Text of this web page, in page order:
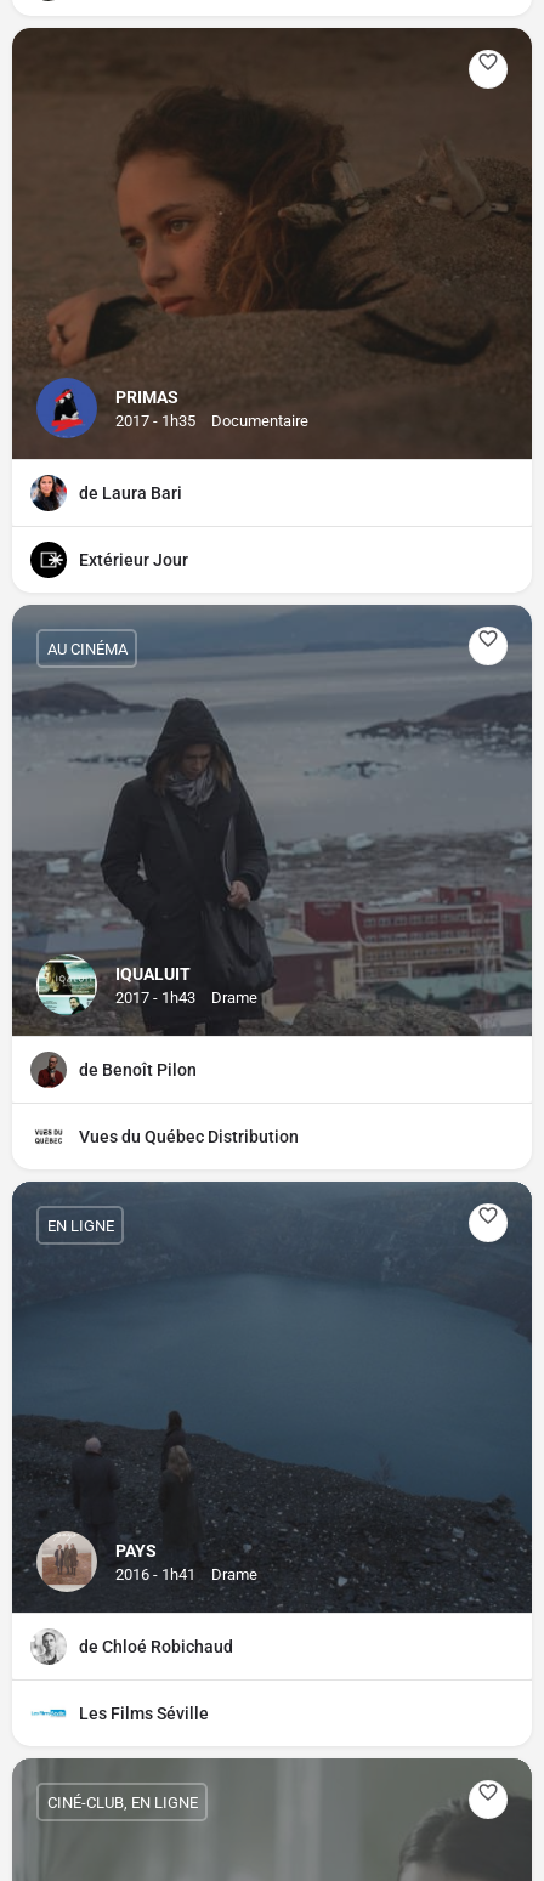
PRIMAS
2017 - 1h35 Documentaire
de Laura Bari
Extérieur Jour
IQUALUIT
2017 - 1h43 Drame
AU CINÉMA
de Benoît Pilon
Vues du Québec Distribution
PAYS
2016 - 1h41 Drame
EN LIGNE
de Chloé Robichaud
Les Films Séville
CINÉ-CLUB, EN LIGNE